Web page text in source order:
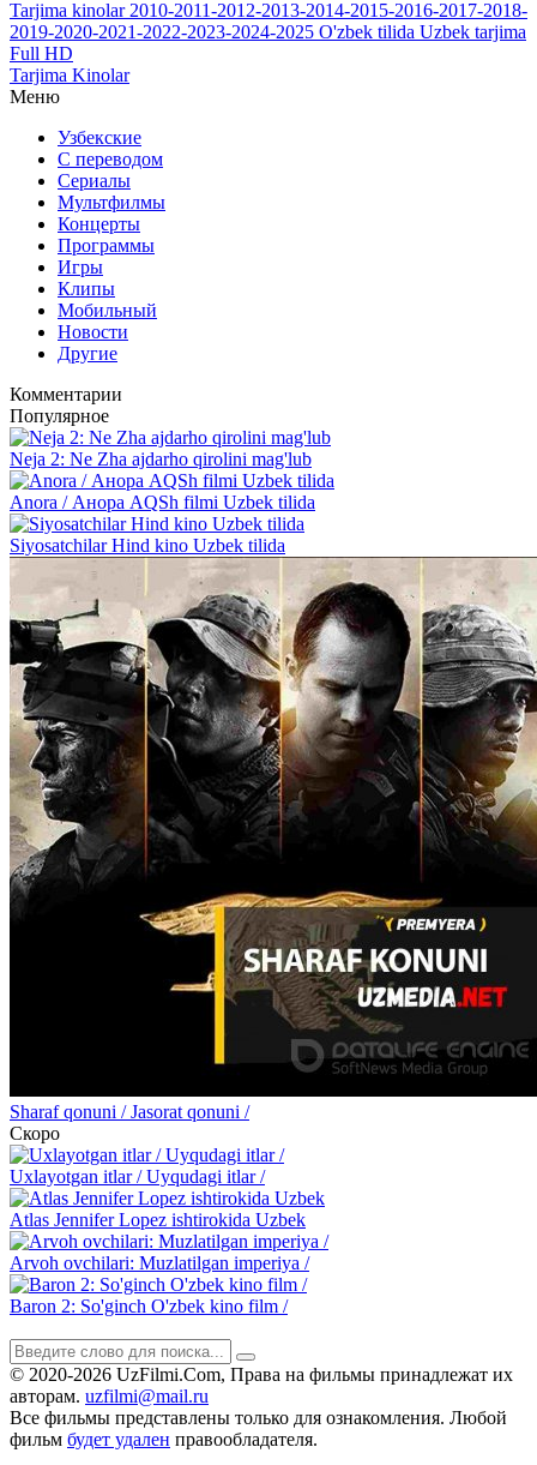
Tarjima kinolar 2010-2011-2012-2013-2014-2015-2016-2017-2018-
2019-2020-2021-2022-2023-2024-2025 O'zbek tilida Uzbek tarjima
Full HD
Tarjima Kinolar
Меню
Узбекские
С переводом
Сериалы
Мультфилмы
Концерты
Программы
Игры
Клипы
Мобильный
Новости
Другие
Комментарии
Популярное
Neja 2: Ne Zha ajdarho qirolini mag'lub
Anora / Анора AQSh filmi Uzbek tilida
Siyosatchilar Hind kino Uzbek tilida
Sharaf qonuni / Jasorat qonuni /
Скоро
Uxlayotgan itlar / Uyqudagi itlar /
Atlas Jennifer Lopez ishtirokida Uzbek
Arvoh ovchilari: Muzlatilgan imperiya /
Baron 2: So'ginch O'zbek kino film /
© 2020-2026 UzFilmi.Com, Права на фильмы принадлежат их
авторам. uzfilmi@mail.ru
Все фильмы представлены только для ознакомления. Любой
фильм будет удален правообладателя.